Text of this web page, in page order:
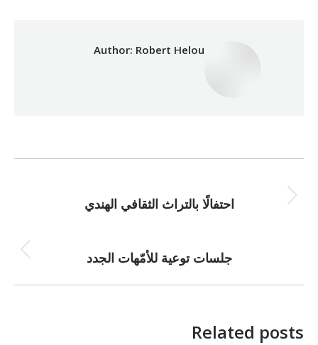
Author: Robert Helou
navigation
Previous
جلسات توعية للأمّهات الجدد
Next
احتفالًا بالتراث الثقافي الهندي
Related posts